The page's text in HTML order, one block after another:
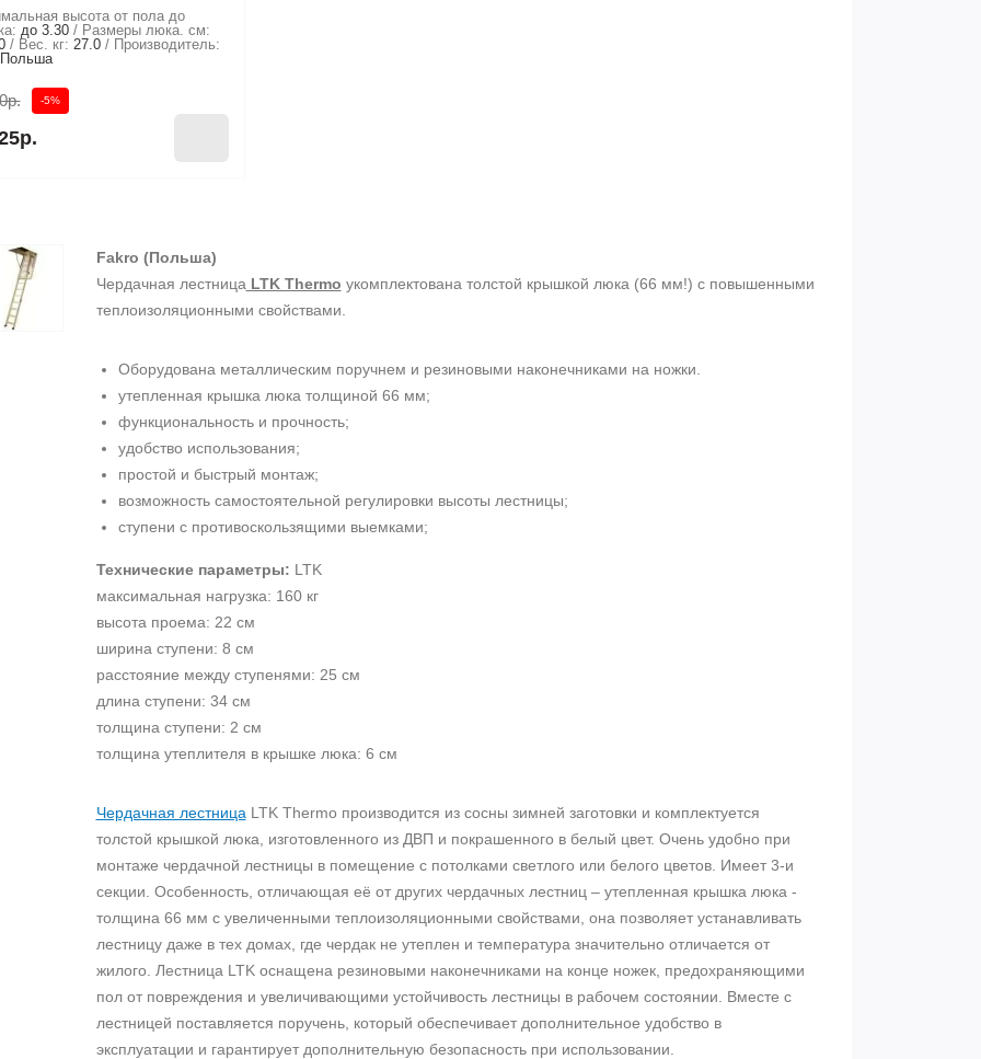
высота от пола до
до 3.30
Размеры люка. см:
Вес. кг: 27.0
Производитель:
-5%
Fakro (Польша)
Чердачная лестница LTK Thermo укомплектована толстой крышкой люка (66 мм!) с повышенными
теплоизоляционными свойствами.
Оборудована металлическим поручнем и резиновыми наконечниками на ножки.
утепленная крышка люка толщиной 66 мм;
функциональность и прочность;
удобство использования;
простой и быстрый монтаж;
возможность самостоятельной регулировки высоты лестницы;
ступени с противоскользящими выемками;
Технические параметры: LTK
максимальная нагрузка: 160 кг
высота проема: 22 см
ширина ступени: 8 см
расстояние между ступенями: 25 см
длина ступени: 34 см
толщина ступени: 2 см
толщина утеплителя в крышке люка: 6 см
Чердачная лестница LTK Thermo производится из сосны зимней заготовки и комплектуется
толстой крышкой люка, изготовленного из ДВП и покрашенного в белый цвет. Очень удобно при
монтаже чердачной лестницы в помещение с потолками светлого или белого цветов. Имеет 3-и
секции. Особенность, отличающая её от других чердачных лестниц – утепленная крышка люка -
толщина 66 мм с увеличенными теплоизоляционными свойствами, она позволяет устанавливать
лестницу даже в тех домах, где чердак не утеплен и температура значительно отличается от
жилого. Лестница LTK оснащена резиновыми наконечниками на конце ножек, предохраняющими
пол от повреждения и увеличивающими устойчивость лестницы в рабочем состоянии. Вместе с
лестницей поставляется поручень, который обеспечивает дополнительное удобство в
эксплуатации и гарантирует дополнительную безопасность при использовании.